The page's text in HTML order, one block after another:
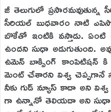
జీ తెలుగులో
సీరియల్ బుధవారం నాటి
బొకేతో ఇంటికి వస్తాడు. ఏంటి
ఉందని సుధా అడుగుతుంది.
ఉమెన్ బాక్సింగ్ కాంపిటిషన్
మెంట్ చేశారని విశ్వ చెప్పగానే
నీకు గుడ్ న్యూస్ కాదా అని విశ్వ
గా ఉన్నానో తెలియదా అని సుధా